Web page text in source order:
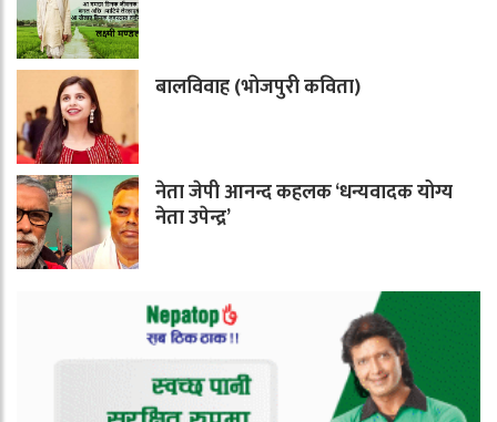
बालविवाह (भोजपुरी कविता)
नेता जेपी आनन्द कहलक ‘धन्यवादक योग्य
नेता उपेन्द्र’